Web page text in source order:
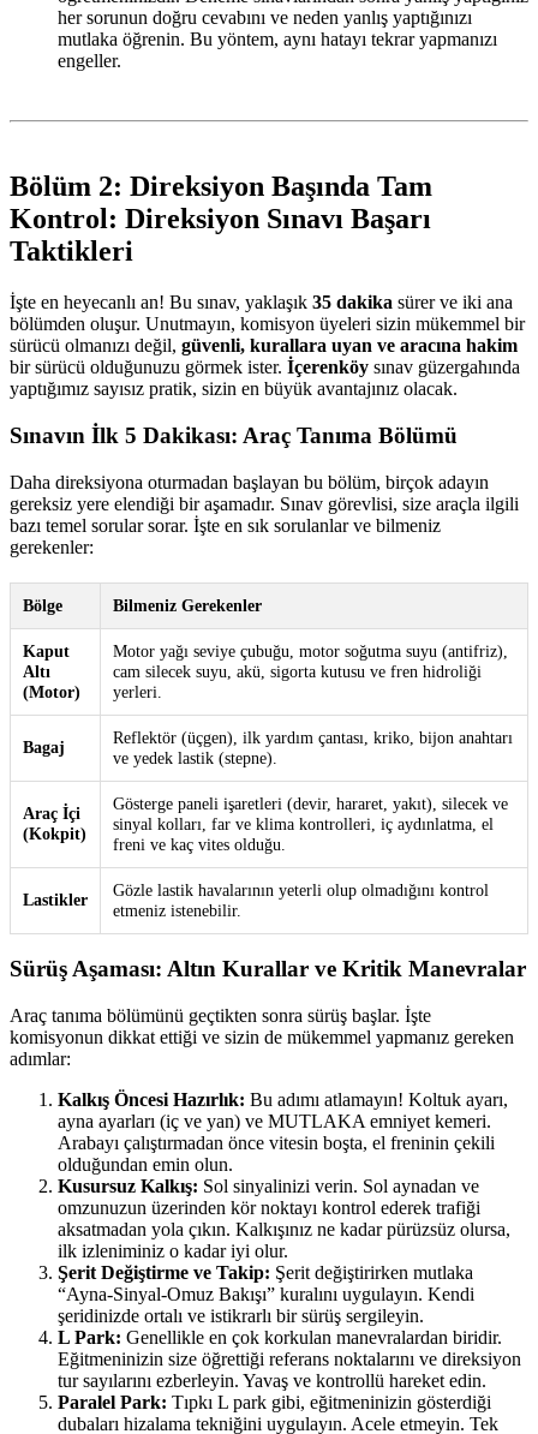
her sorunun doğru cevabını ve neden yanlış yaptığınızı
mutlaka öğrenin. Bu yöntem, aynı hatayı tekrar yapmanızı
engeller.
Bölüm 2: Direksiyon Başında Tam
Kontrol: Direksiyon Sınavı Başarı
Taktikleri
İşte en heyecanlı an! Bu sınav, yaklaşık 35 dakika sürer ve iki ana
bölümden oluşur. Unutmayın, komisyon üyeleri sizin mükemmel bir
sürücü olmanızı değil, güvenli, kurallara uyan ve aracına hakim
bir sürücü olduğunuzu görmek ister. İçerenköy sınav güzergahında
yaptığımız sayısız pratik, sizin en büyük avantajınız olacak.
Sınavın İlk 5 Dakikası: Araç Tanıma Bölümü
Daha direksiyona oturmadan başlayan bu bölüm, birçok adayın
gereksiz yere elendiği bir aşamadır. Sınav görevlisi, size araçla ilgili
bazı temel sorular sorar. İşte en sık sorulanlar ve bilmeniz
gerekenler:
Bölge Bilmeniz Gerekenler
Kaput
Altı
(Motor)
Motor yağı seviye çubuğu, motor soğutma suyu (antifriz),
cam silecek suyu, akü, sigorta kutusu ve fren hidroliği
yerleri.
Bagaj
Reflektör (üçgen), ilk yardım çantası, kriko, bijon anahtarı
ve yedek lastik (stepne).
Araç İçi
(Kokpit)
Gösterge paneli işaretleri (devir, hararet, yakıt), silecek ve
sinyal kolları, far ve klima kontrolleri, iç aydınlatma, el
freni ve kaç vites olduğu.
Lastikler
Gözle lastik havalarının yeterli olup olmadığını kontrol
etmeniz istenebilir.
Sürüş Aşaması: Altın Kurallar ve Kritik Manevralar
Araç tanıma bölümünü geçtikten sonra sürüş başlar. İşte
komisyonun dikkat ettiği ve sizin de mükemmel yapmanız gereken
adımlar:
Kalkış Öncesi Hazırlık: Bu adımı atlamayın! Koltuk ayarı,
ayna ayarları (iç ve yan) ve MUTLAKA emniyet kemeri.
Arabayı çalıştırmadan önce vitesin boşta, el freninin çekili
olduğundan emin olun.
Kusursuz Kalkış: Sol sinyalinizi verin. Sol aynadan ve
omzunuzun üzerinden kör noktayı kontrol ederek trafiği
aksatmadan yola çıkın. Kalkışınız ne kadar pürüzsüz olursa,
ilk izleniminiz o kadar iyi olur.
Şerit Değiştirme ve Takip: Şerit değiştirirken mutlaka
“Ayna-Sinyal-Omuz Bakışı” kuralını uygulayın. Kendi
şeridinizde ortalı ve istikrarlı bir sürüş sergileyin.
L Park: Genellikle en çok korkulan manevralardan biridir.
Eğitmeninizin size öğrettiği referans noktalarını ve direksiyon
tur sayılarını ezberleyin. Yavaş ve kontrollü hareket edin.
Paralel Park: Tıpkı L park gibi, eğitmeninizin gösterdiği
dubaları hizalama tekniğini uygulayın. Acele etmeyin. Tek